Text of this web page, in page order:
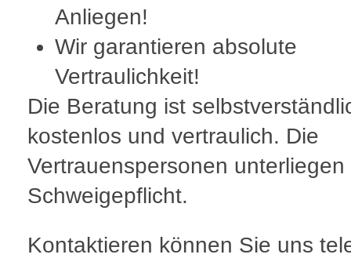
Anliegen!
Wir garantieren absolute
Vertraulichkeit!
Die Beratung ist
kostenlos und vertraulich. Die
Vertrauenspersonen unterliegen
Schweigepflicht.
Kontaktieren können Sie uns